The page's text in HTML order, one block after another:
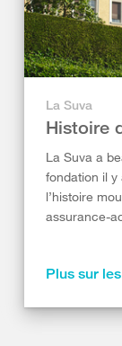
La Suva
Histoire
La Suva a
fondation il y
l’histoire
assurance-
Plus sur